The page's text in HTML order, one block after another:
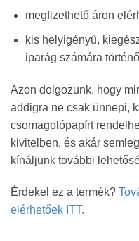
megfizethető áron
kis helyigényű,
iparág számára
Azon dolgozunk, hogy
addigra ne csak ünnepi,
csomagolópapírt
kivitelben, és akár
kínáljunk további
Érdekel ez a termék?
elérhetőek ITT.